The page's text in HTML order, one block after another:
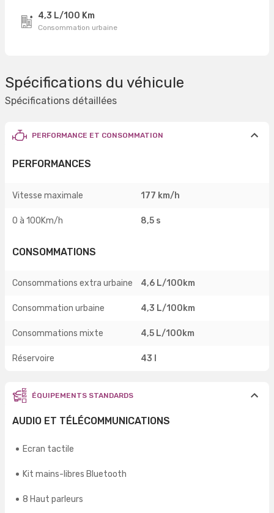
4,3 L/100 Km
Consommation urbaine
Spécifications du véhicule
Spécifications détaillées
PERFORMANCE ET CONSOMMATION
PERFORMANCES
Vitesse maximale 177 km/h
0 à 100Km/h 8,5 s
CONSOMMATIONS
Consommations extra urbaine 4,6 L/100km
Consommation urbaine 4,3 L/100km
Consommations mixte 4,5 L/100km
Réservoire 43 l
ÉQUIPEMENTS STANDARDS
AUDIO ET TÉLÉCOMMUNICATIONS
Ecran tactile
Kit mains-libres Bluetooth
8 Haut parleurs